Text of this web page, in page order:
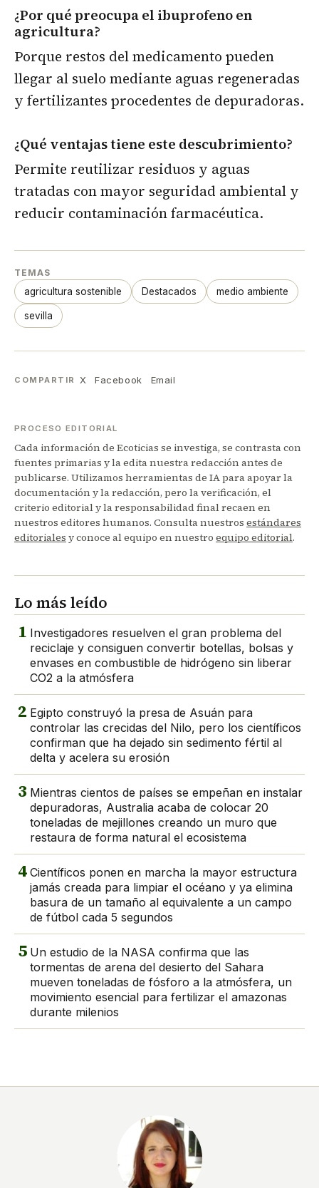
¿Por qué preocupa el ibuprofeno en
agricultura?
Porque restos del medicamento pueden
llegar al suelo mediante aguas regeneradas
y fertilizantes procedentes de depuradoras.
¿Qué ventajas tiene este descubrimiento?
Permite reutilizar residuos y aguas
tratadas con mayor seguridad ambiental y
reducir contaminación farmacéutica.
TEMAS
agricultura sostenible Destacados medio ambiente
sevilla
COMPARTIR X Facebook Email
PROCESO EDITORIAL
Cada información de Ecoticias se investiga, se contrasta con
fuentes primarias y la edita nuestra redacción antes de
publicarse. Utilizamos herramientas de IA para apoyar la
documentación y la redacción, pero la verificación, el
criterio editorial y la responsabilidad final recaen en
nuestros editores humanos. Consulta nuestros estándares
editoriales y conoce al equipo en nuestro equipo editorial.
Lo más leído
1 Investigadores resuelven el gran problema del
reciclaje y consiguen convertir botellas, bolsas y
envases en combustible de hidrógeno sin liberar
CO2 a la atmósfera
2 Egipto construyó la presa de Asuán para
controlar las crecidas del Nilo, pero los científicos
confirman que ha dejado sin sedimento fértil al
delta y acelera su erosión
3 Mientras cientos de países se empeñan en instalar
depuradoras, Australia acaba de colocar 20
toneladas de mejillones creando un muro que
restaura de forma natural el ecosistema
4 Científicos ponen en marcha la mayor estructura
jamás creada para limpiar el océano y ya elimina
basura de un tamaño al equivalente a un campo
de fútbol cada 5 segundos
5 Un estudio de la NASA confirma que las
tormentas de arena del desierto del Sahara
mueven toneladas de fósforo a la atmósfera, un
movimiento esencial para fertilizar el amazonas
durante milenios